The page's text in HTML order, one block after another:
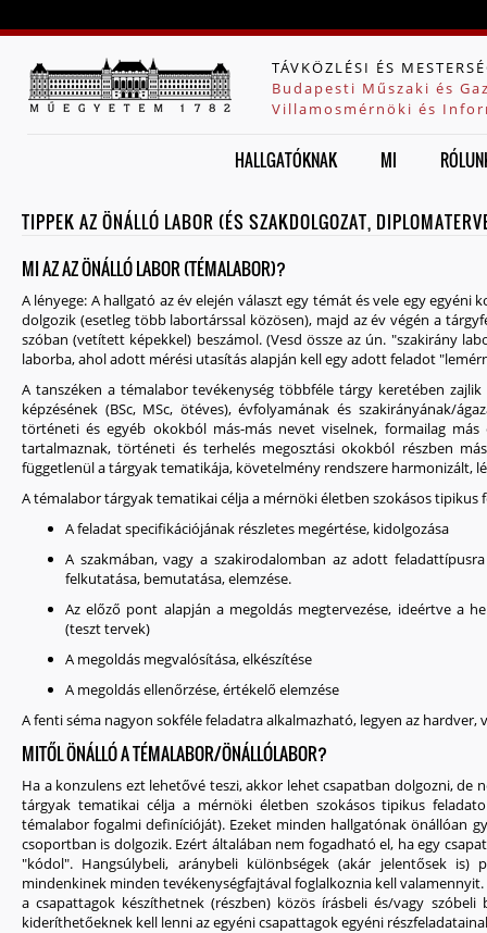
TÁVKÖZLÉSI ÉS
Budapesti Műszaki és
Villamosmérnöki és
HALLGATÓKNAK MI
TIPPEK AZ ÖNÁLLÓ LABOR (ÉS SZAKDOLGOZAT,
MI AZ AZ ÖNÁLLÓ LABOR (TÉMALABOR)?
A lényege: A hallgató az év elején választ egy témát és vele egy
dolgozik (esetleg több labortárssal közösen), majd az év végén a
szóban (vetített képekkel) beszámol. (Vesd össze az ún. "szakirány
laborba, ahol adott mérési utasítás alapján kell egy adott feladot
A tanszéken a témalabor tevékenység többféle tárgy keretében
képzésének (BSc, MSc, ötéves), évfolyamának és szakirányának/
történeti és egyéb okokból más-más nevet viselnek, formailag
tartalmaznak, történeti és terhelés megosztási okokból részben
függetlenül a tárgyak tematikája, követelmény rendszere harmonizált,
A témalabor tárgyak tematikai célja a mérnöki életben szokásos tipikus
A feladat specifikációjának részletes megértése, kidolgozása
A szakmában, vagy a szakirodalomban az adott
felkutatása, bemutatása, elemzése.
Az előző pont alapján a megoldás megtervezése, ideértve a
(teszt tervek)
A megoldás megvalósítása, elkészítése
A megoldás ellenőrzése, értékelő elemzése
A fenti séma nagyon sokféle feladatra alkalmazható, legyen az hardver,
MITŐL ÖNÁLLÓ A TÉMALABOR/ÖNÁLLÓLABOR?
Ha a konzulens ezt lehetővé teszi, akkor lehet csapatban dolgozni, de
tárgyak tematikai célja a mérnöki életben szokásos tipikus
témalabor fogalmi definícióját). Ezeket minden hallgatónak önállóan
csoportban is dolgozik. Ezért általában nem fogadható el, ha egy
"kódol". Hangsúlybeli, aránybeli különbségek (akár jelentősek
mindenkinek minden tevékenységfajtával foglalkoznia kell
a csapattagok készíthetnek (részben) közös írásbeli és/vagy
kideríthetőeknek kell lenni az egyéni csapattagok egyéni